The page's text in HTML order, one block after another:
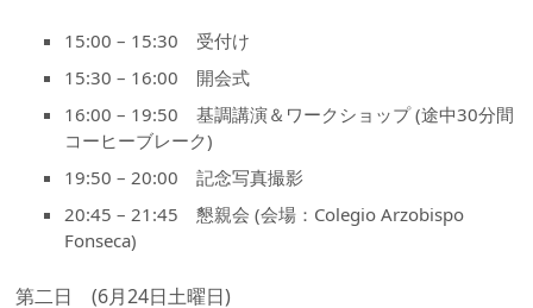
15:00 – 15:30 受付け
15:30 – 16:00 開会式
16:00 – 19:50 基調講演＆ワークショップ (途中30分間
コーヒーブレーク)
19:50 – 20:00 記念写真撮影
20:45 – 21:45 懇親会 (会場：Colegio Arzobispo
Fonseca)
第二日 (6月24日土曜日)